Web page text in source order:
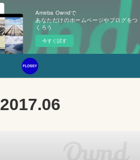
Ameba Owndで
あなただけのホームページやブログをつ
くろう
今すぐ試す
2017.06